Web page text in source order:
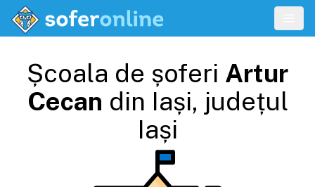
Școala de șoferi Artur
Cecan din Iași, județul
Iași